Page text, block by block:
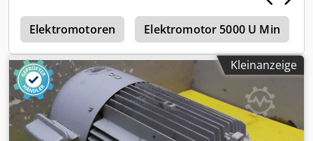
Elektromotoren Elektromotor 5000 U Min
Kleinanzeige